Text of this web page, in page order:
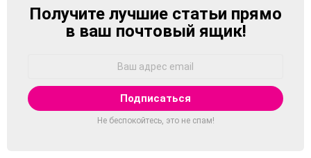
NEWSLETTER
Получите лучшие статьи прямо
в ваш почтовый ящик!
Не беспокойтесь, это не спам!